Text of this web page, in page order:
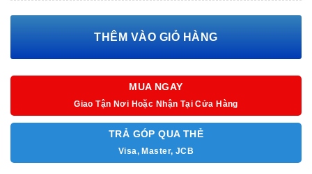
THÊM VÀO GIỎ HÀNG
MUA NGAY
Giao Tận Nơi Hoặc Nhận Tại Cửa Hàng
TRẢ GÓP QUA THẺ
Visa, Master, JCB